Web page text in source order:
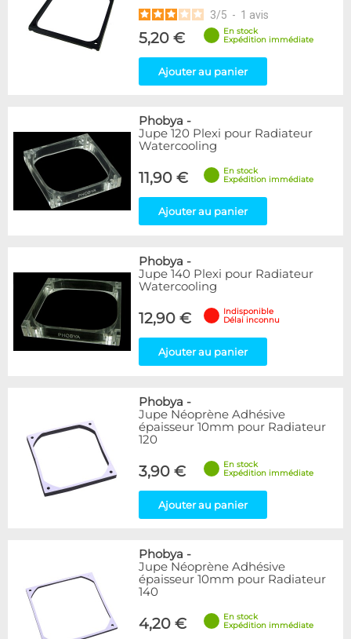
3/5 - 1 avis
5,20 €
En stock
Expédition immédiate
Ajouter au panier
Phobya -
Jupe 120 Plexi pour Radiateur
Watercooling
11,90 €
En stock
Expédition immédiate
Ajouter au panier
Phobya -
Jupe 140 Plexi pour Radiateur
Watercooling
12,90 €
Indisponible
Délai inconnu
Ajouter au panier
Phobya -
Jupe Néoprène Adhésive
épaisseur 10mm pour Radiateur
120
3,90 €
En stock
Expédition immédiate
Ajouter au panier
Phobya -
Jupe Néoprène Adhésive
épaisseur 10mm pour Radiateur
140
4,20 €
En stock
Expédition immédiate